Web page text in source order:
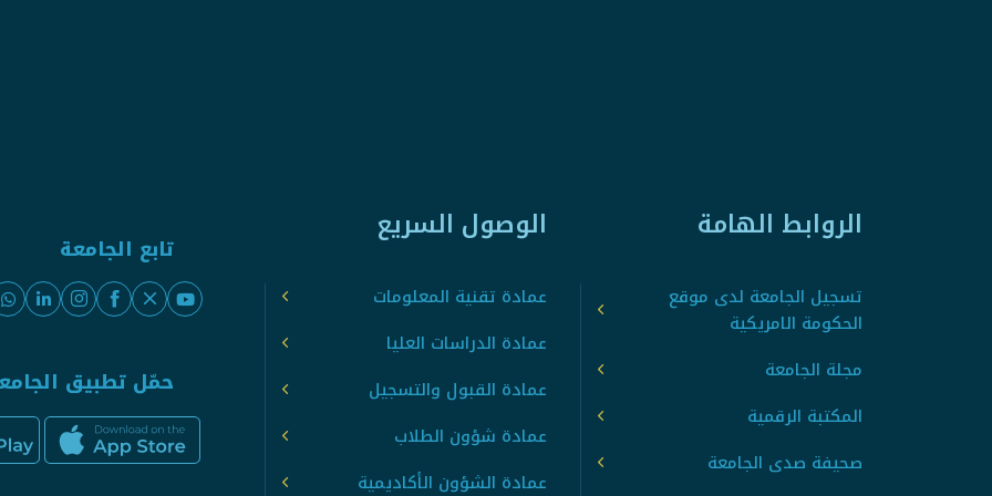
الروابط الهامة
تسجيل الجامعة لدى موقع
الحكومة الامريكية
مجلة الجامعة
المكتبة الرقمية
صحيفة صدى الجامعة
الوصول السريع
عمادة تقنية المعلومات
عمادة الدراسات العليا
عمادة القبول والتسجيل
عمادة شؤون الطلاب
عمادة الشؤون الأكاديمية
تابع الجامعة
حمّل تطبيق